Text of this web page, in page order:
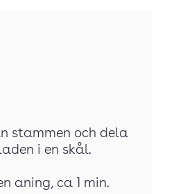
stammen och dela
i en skål.
aning, ca 1 min.